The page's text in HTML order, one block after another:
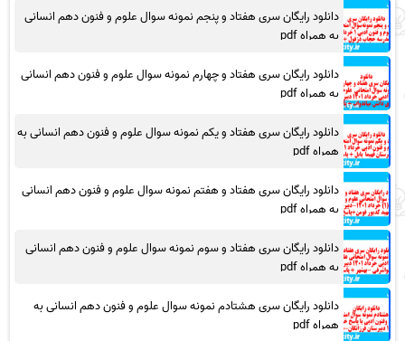
دانلود رایگان سری هفتاد و پنجم نمونه سوال علوم و فنون دهم انسانی
به همراه pdf
دانلود رایگان سری هفتاد و چهارم نمونه سوال علوم و فنون دهم انسانی
به همراه pdf
دانلود رایگان سری هفتاد و یکم نمونه سوال علوم و فنون دهم انسانی به
همراه pdf
دانلود رایگان سری هفتاد و هفتم نمونه سوال علوم و فنون دهم انسانی
به همراه pdf
دانلود رایگان سری هفتاد و سوم نمونه سوال علوم و فنون دهم انسانی
به همراه pdf
دانلود رایگان سری هشتادم نمونه سوال علوم و فنون دهم انسانی به
همراه pdf